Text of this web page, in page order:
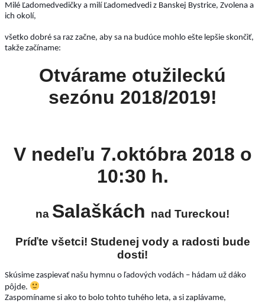
Milé Ľadomedvedičky a milí Ľadomedvedi z Banskej Bystrice, Zvolena a
ich okolí,
všetko dobré sa raz začne, aby sa na budúce mohlo ešte lepšie skončiť,
takže začíname:
Otvárame otužileckú
sezónu 2018/2019!
V nedeľu 7.októbra 2018 o
10:30 h.
na Salaškách nad Tureckou!
Príďte všetci! Studenej vody a radosti bude
dosti!
Skúsime zaspievať našu hymnu o ľadových vodách – hádam už dáko
pôjde.
Zaspomíname si ako to bolo tohto tuhého leta, a si zaplávame,